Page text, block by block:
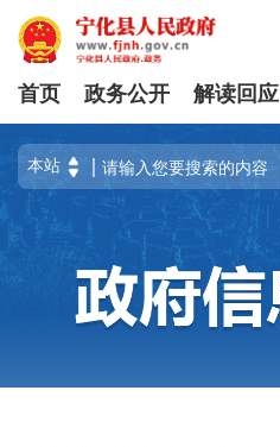
首页 政务公开 解读回应